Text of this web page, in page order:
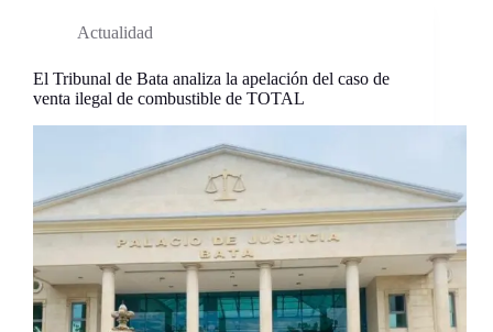
Actualidad
El Tribunal de Bata analiza la apelación del caso de
venta ilegal de combustible de TOTAL